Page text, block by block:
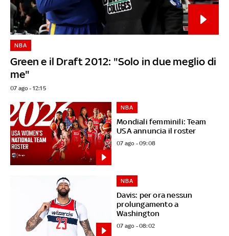
Green e il Draft 2012: "Solo in due meglio di
me"
NBA
07 ago - 12:15
Mondiali femminili: Team
USA annuncia il roster
NBA
07 ago - 09:08
Davis: per ora nessun
prolungamento a
Washington
NBA
07 ago - 08:02